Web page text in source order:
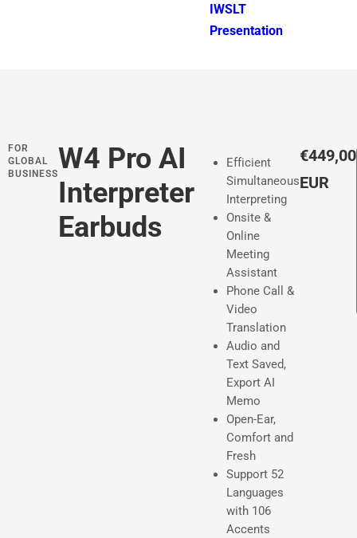
IWSLT
Presentation
FOR
GLOBAL
BUSINESSW4 Pro AI
Interpreter
Earbuds
Efficient
Simultaneous
Interpreting
Onsite &
Online
Meeting
Assistant
Phone Call &
Video
Translation
Audio and
Text Saved,
Export AI
Memo
Open-Ear,
Comfort and
Fresh
Support 52
Languages
with 106
Accents
P
r
€449,00
EUR